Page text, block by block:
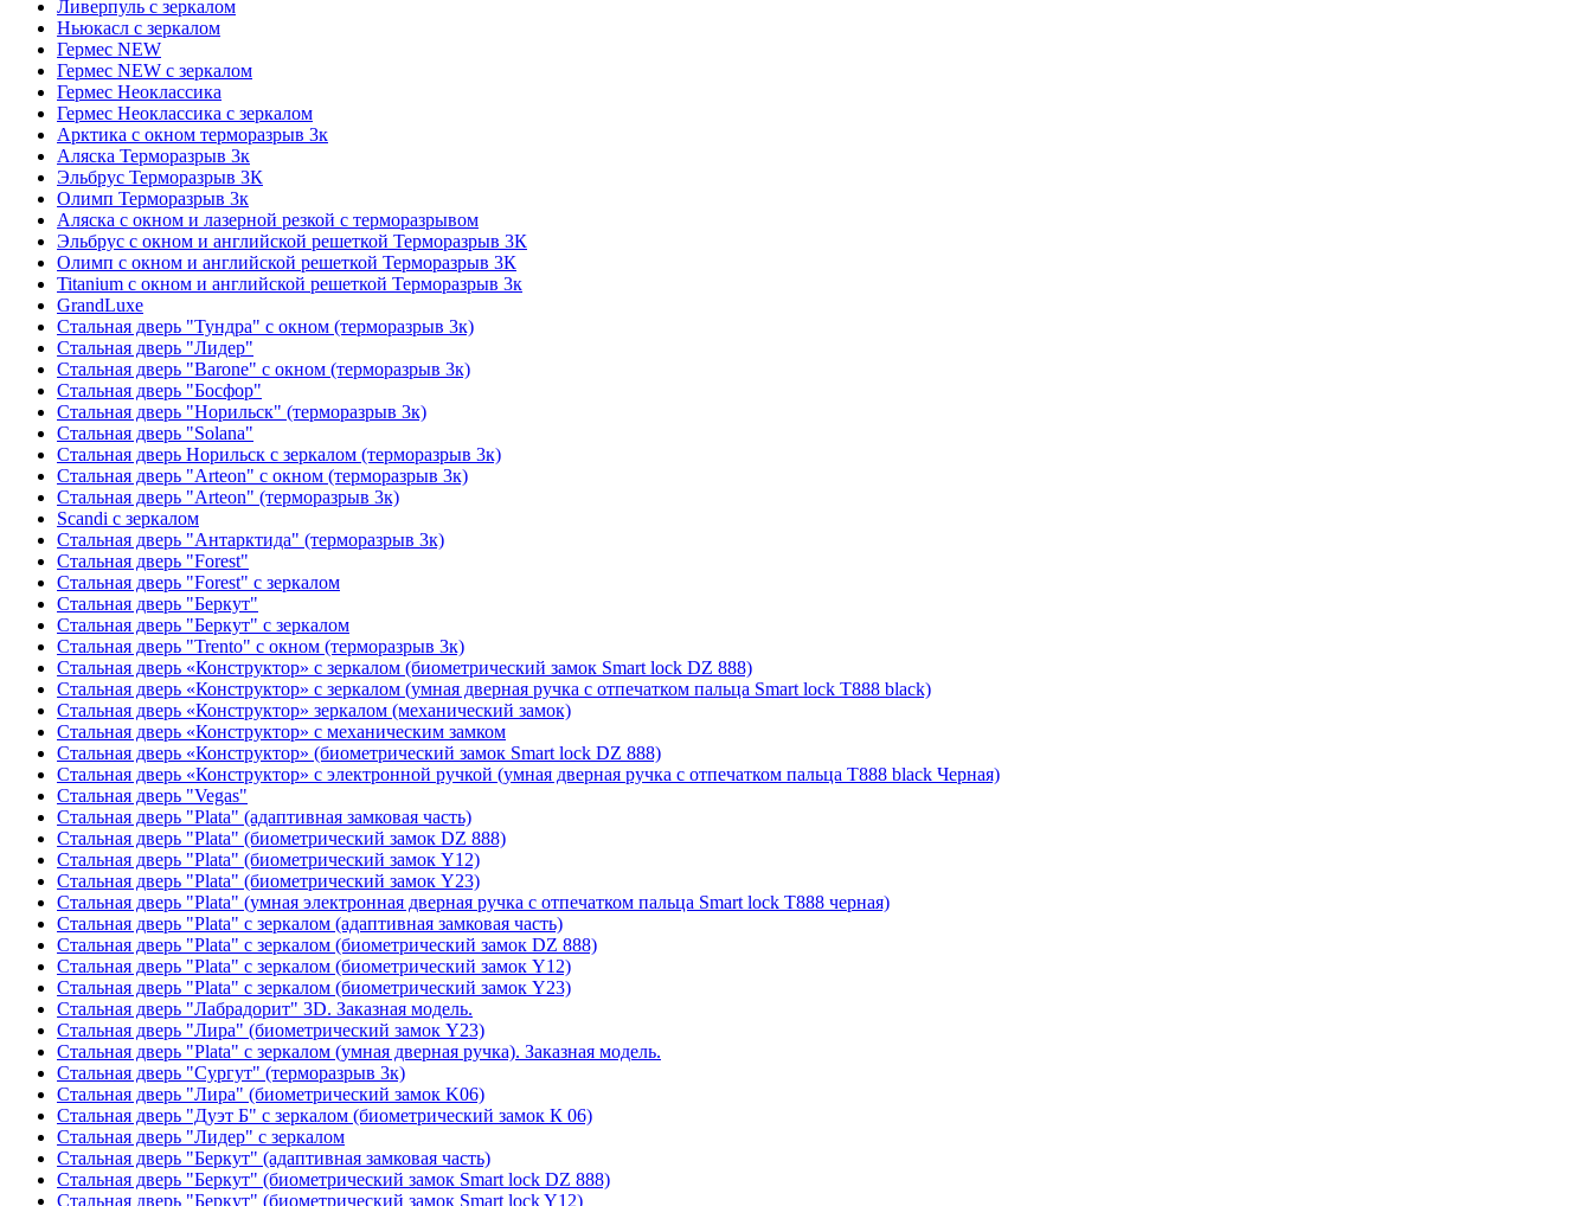
Ливерпуль с зеркалом
Ньюкасл с зеркалом
Гермес NEW
Гермес NEW с зеркалом
Гермес Неоклассика
Гермес Неоклассика с зеркалом
Арктика с окном терморазрыв 3к
Аляска Терморазрыв 3к
Эльбрус Терморазрыв 3К
Олимп Терморазрыв 3к
Аляска с окном и лазерной резкой с терморазрывом
Эльбрус с окном и английской решеткой Терморазрыв 3К
Олимп с окном и английской решеткой Терморазрыв 3К
Titanium с окном и английской решеткой Терморазрыв 3к
GrandLuxe
Стальная дверь "Тундра" с окном (терморазрыв 3к)
Стальная дверь "Лидер"
Стальная дверь "Barone" с окном (терморазрыв 3к)
Стальная дверь "Босфор"
Стальная дверь "Норильск" (терморазрыв 3к)
Стальная дверь "Solana"
Стальная дверь Норильск с зеркалом (терморазрыв 3к)
Стальная дверь "Arteon" с окном (терморазрыв 3к)
Стальная дверь "Arteon" (терморазрыв 3к)
Scandi с зеркалом
Стальная дверь "Антарктида" (терморазрыв 3к)
Стальная дверь "Forest"
Стальная дверь "Forest" с зеркалом
Стальная дверь "Беркут"
Стальная дверь "Беркут" с зеркалом
Стальная дверь "Trento" с окном (терморазрыв 3к)
Стальная дверь «Конструктор» с зеркалом (биометрический замок Smart lock DZ 888)
Стальная дверь «Конструктор» с зеркалом (умная дверная ручка с отпечатком пальца Smart lock T888 black)
Стальная дверь «Конструктор» зеркалом (механический замок)
Стальная дверь «Конструктор» с механическим замком
Стальная дверь «Конструктор» (биометрический замок Smart lock DZ 888)
Стальная дверь «Конструктор» с электронной ручкой (умная дверная ручка с отпечатком пальца T888 black Черная)
Стальная дверь "Vegas"
Стальная дверь "Plata" (адаптивная замковая часть)
Стальная дверь "Plata" (биометрический замок DZ 888)
Стальная дверь "Plata" (биометрический замок Y12)
Стальная дверь "Plata" (биометрический замок Y23)
Стальная дверь "Plata" (умная электронная дверная ручка с отпечатком пальца Smart lock T888 черная)
Стальная дверь "Plata" с зеркалом (адаптивная замковая часть)
Стальная дверь "Plata" с зеркалом (биометрический замок DZ 888)
Стальная дверь "Plata" с зеркалом (биометрический замок Y12)
Стальная дверь "Plata" с зеркалом (биометрический замок Y23)
Стальная дверь "Лабрадорит" 3D. Заказная модель.
Стальная дверь "Лира" (биометрический замок Y23)
Стальная дверь "Plata" с зеркалом (умная дверная ручка). Заказная модель.
Стальная дверь "Сургут" (терморазрыв 3к)
Стальная дверь "Лира" (биометрический замок K06)
Стальная дверь "Дуэт Б" с зеркалом (биометрический замок К 06)
Стальная дверь "Лидер" с зеркалом
Стальная дверь "Беркут" (адаптивная замковая часть)
Стальная дверь "Беркут" (биометрический замок Smart lock DZ 888)
Стальная дверь "Беркут" (биометрический замок Smart lock Y12)